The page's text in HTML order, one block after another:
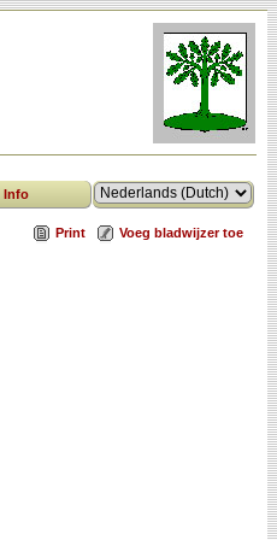
Info
Print Voeg bladwijzer toe